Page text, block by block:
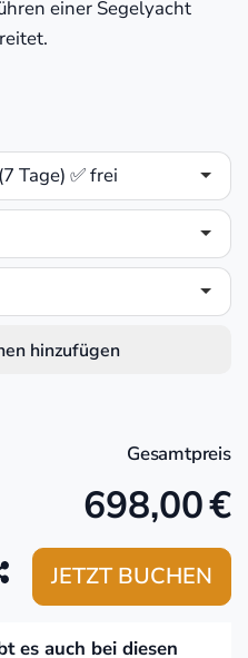
einer Segelyacht
Tage) ✅ frei
hinzufügen
Gesamtpreis
€
698,00
JETZT BUCHEN
es auch bei diesen